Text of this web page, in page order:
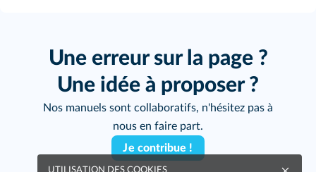
Une erreur sur la page ?
Une idée à proposer ?
Nos manuels sont collaboratifs, n'hésitez pas à
nous en faire part.
Je contribue !